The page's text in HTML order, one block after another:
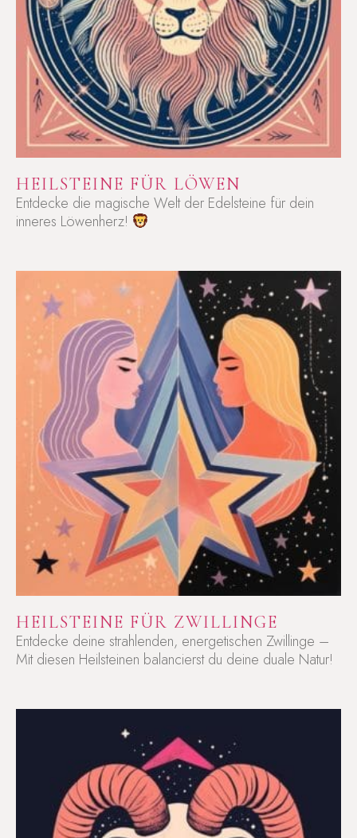
HEILSTEINE FÜR LÖWEN
Entdecke die magische Welt der Edelsteine für dein
inneres Löwenherz!
HEILSTEINE FÜR ZWILLINGE
Entdecke deine strahlenden, energetischen Zwillinge –
Mit diesen Heilsteinen balancierst du deine duale Natur!